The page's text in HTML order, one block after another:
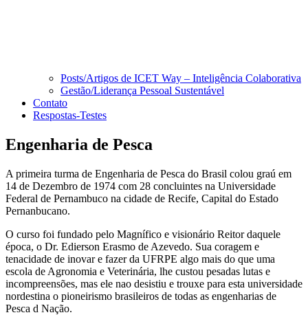
Posts/Artigos de ICET Way – Inteligência Colaborativa
Gestão/Liderança Pessoal Sustentável
Contato
Respostas-Testes
Engenharia de Pesca
A primeira turma de Engenharia de Pesca do Brasil colou graú em
14 de Dezembro de 1974 com 28 concluintes na Universidade
Federal de Pernambuco na cidade de Recife, Capital do Estado
Pernanbucano.
O curso foi fundado pelo Magnífico e visionário Reitor daquele
época, o Dr. Edierson Erasmo de Azevedo. Sua coragem e
tenacidade de inovar e fazer da UFRPE algo mais do que uma
escola de Agronomia e Veterinária, lhe custou pesadas lutas e
incompreensões, mas ele nao desistiu e trouxe para esta universidade
nordestina o pioneirismo brasileiros de todas as engenharias de
Pesca d Nação.